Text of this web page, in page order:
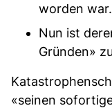
worden war.
Nun ist
Gründen»
«seinen